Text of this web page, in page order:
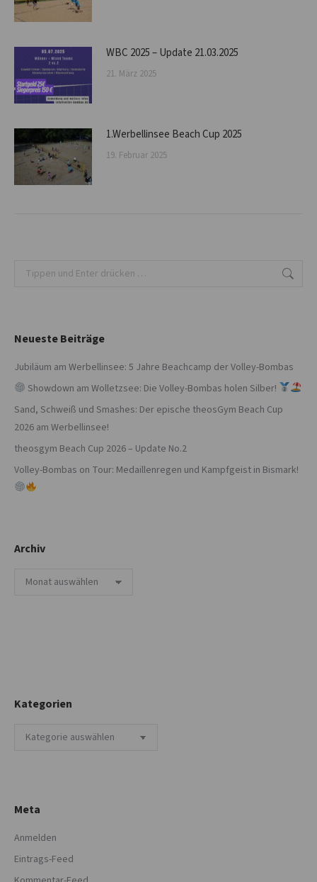
WBC 2025 – Update 21.03.2025
21. März 2025
1.Werbellinsee Beach Cup 2025
19. Februar 2025
Search:
Neueste Beiträge
Jubiläum am Werbellinsee: 5 Jahre Beachcamp der Volley-Bombas
Showdown am Wolletzsee: Die Volley-Bombas holen Silber!
Sand, Schweiß und Smashes: Der epische theosGym Beach Cup
2026 am Werbellinsee!
theosgym Beach Cup 2026 – Update No.2
Volley-Bombas on Tour: Medaillenregen und Kampfgeist in Bismark!
Archiv
Archiv
Kategorien
Kategorien
Meta
Anmelden
Eintrags-Feed